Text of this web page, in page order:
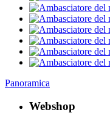
Panoramica
Webshop